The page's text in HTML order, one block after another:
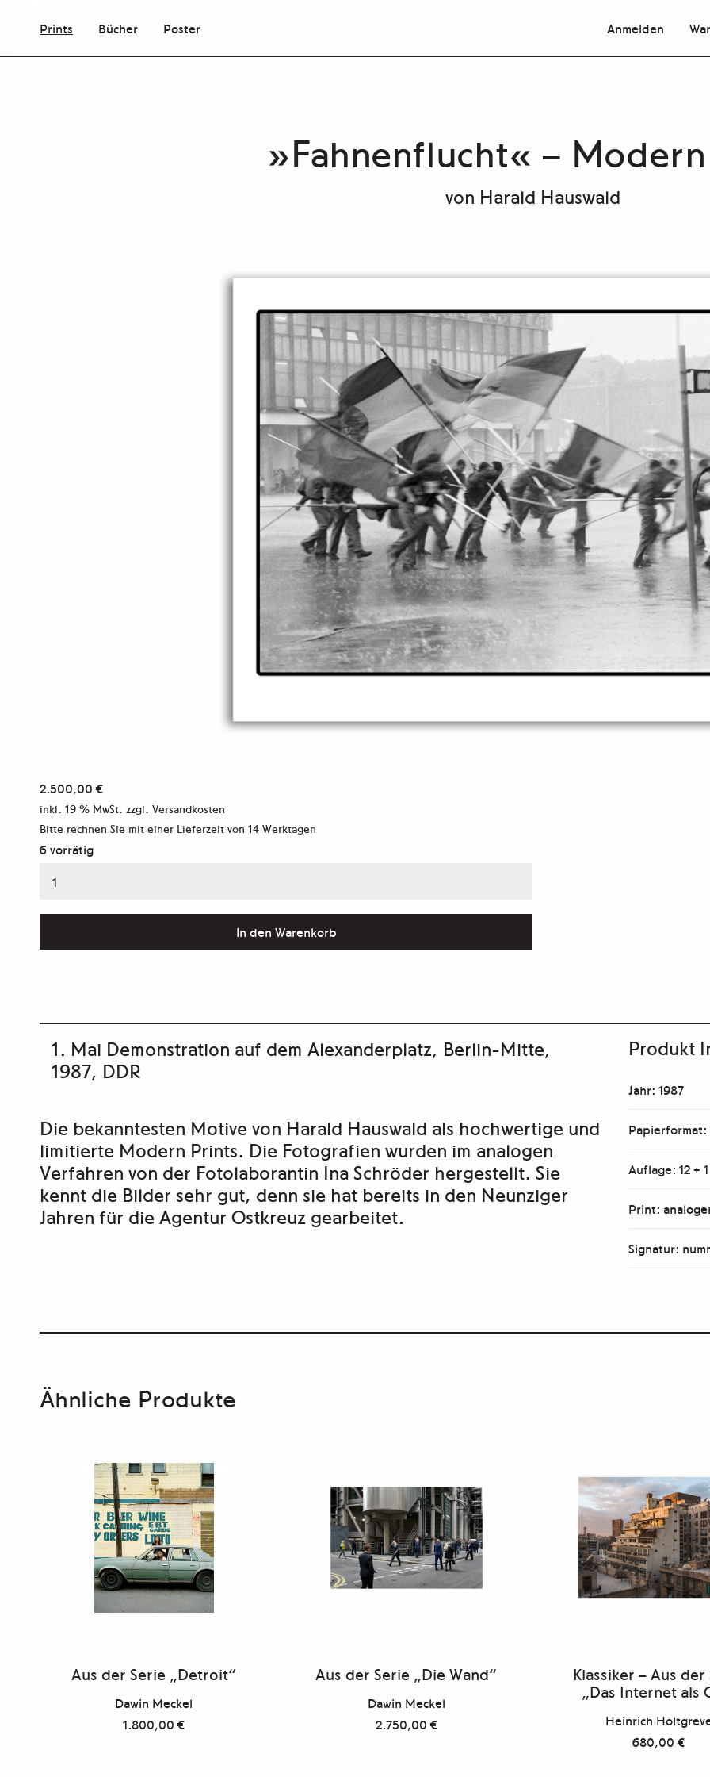
Prints Bücher Poster Anmelden
»Fahnenflucht« –
von Harald Hauswald
2.500,00€
inkl. 19 % MwSt. zzgl. Versandkosten
Bitte rechnen Sie mit einer Lieferzeit von 14 Werktagen
6 vorrätig
»Fahnenflucht«
Print
In den Warenkorb
1. Mai Demonstration auf dem Alexanderplatz, Berlin-Mitte,
1987, DDR
Die bekanntesten Motive von Harald Hauswald als hochwertige und
limitierte Modern Prints. Die Fotografien wurden im analogen
Verfahren von der Fotolaborantin Ina Schröder hergestellt. Sie
kennt die Bilder sehr gut, denn sie hat bereits in den Neunziger
Jahren für die Agentur Ostkreuz gearbeitet.
Produkt
Jahr: 1987
Papierformat:
Auflage: 12 +
Print:
Signatur:
Ähnliche Produkte
Aus der Serie „Detroit“
Dawin Meckel
1.800,00€
Aus der Serie „Die Wand“
Dawin Meckel
2.750,00€
Klassiker – Aus der
„Das Internet als
Heinrich
680,00€